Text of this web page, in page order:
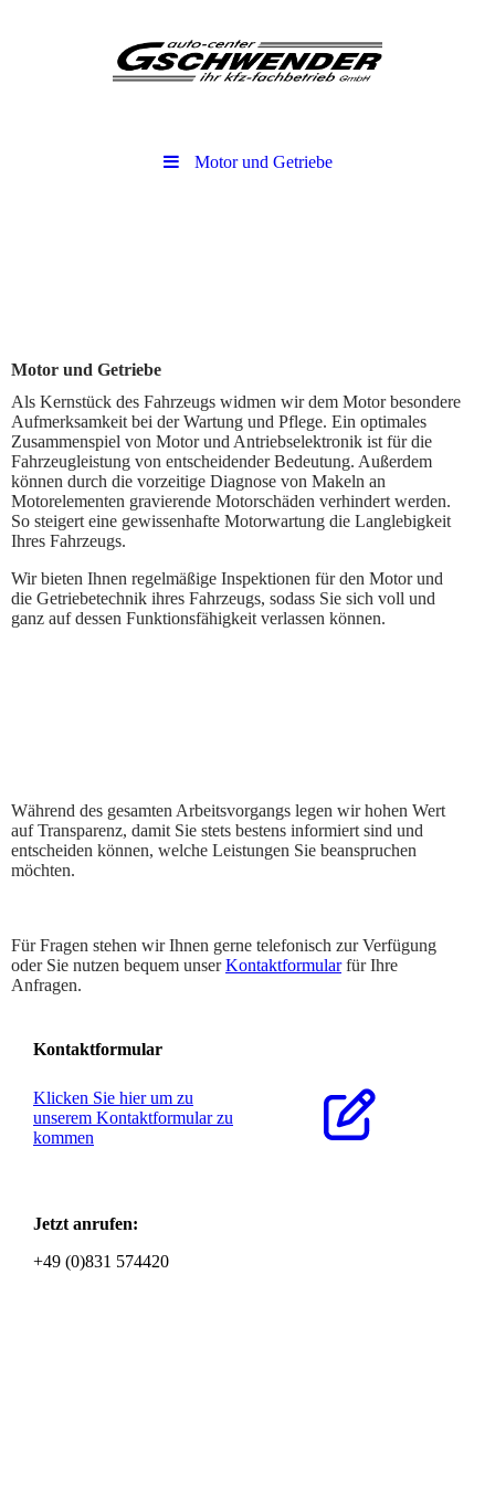
Motor und Getriebe
Motor und Getriebe
Als Kernstück des Fahrzeugs widmen wir dem Motor besondere
Aufmerksamkeit bei der Wartung und Pflege. Ein optimales
Zusammenspiel von Motor und Antriebselektronik ist für die
Fahrzeugleistung von entscheidender Bedeutung. Außerdem
können durch die vorzeitige Diagnose von Makeln an
Motorelementen gravierende Motorschäden verhindert werden.
So steigert eine gewissenhafte Motorwartung die Langlebigkeit
Ihres Fahrzeugs.
Wir bieten Ihnen regelmäßige Inspektionen für den Motor und
die Getriebetechnik ihres Fahrzeugs, sodass Sie sich voll und
ganz auf dessen Funktionsfähigkeit verlassen können.
Während des gesamten Arbeitsvorgangs legen wir hohen Wert
auf Transparenz, damit Sie stets bestens informiert sind und
entscheiden können, welche Leistungen Sie beanspruchen
möchten.
Für Fragen stehen wir Ihnen gerne telefonisch zur Verfügung
oder Sie nutzen bequem unserKontaktformularfür Ihre
Anfragen.
Kontaktformular
Klicken Sie hier um zu
unserem Kon­takt­for­mu­lar zu
kommen
Jetzt anrufen:
+49 (0)831 574420